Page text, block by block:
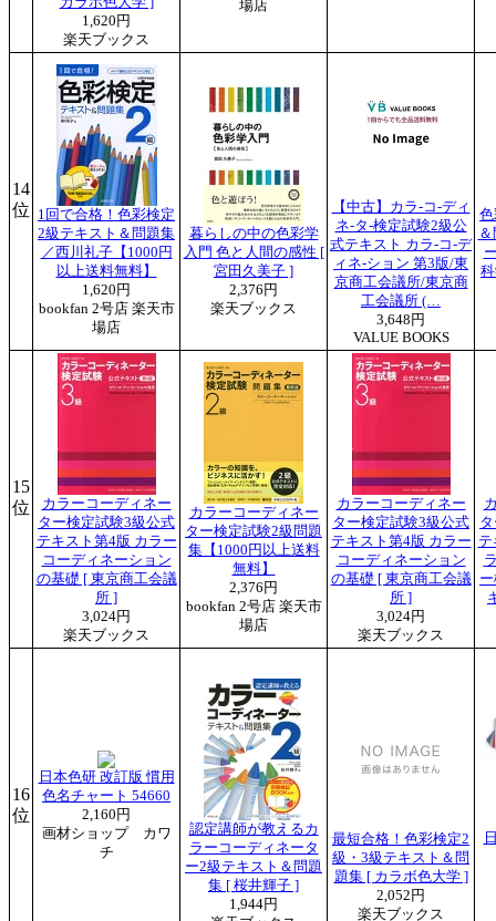
1,620円
楽天ブックス
場店
14
位
1回で合格！色彩検定
2級テキスト＆問題集
／西川礼子【1000円
以上送料無料】
1,620円
bookfan 2号店 楽天市
場店
暮らしの中の色彩学
入門 色と人間の感性 [
宮田久美子 ]
2,376円
楽天ブックス
【中古】カラ-コ-ディ
ネ-タ-検定試験2級公
式テキスト カラ-コ-デ
ィネ-ション 第3版/東
京商工会議所/東京商
工会議所 (…
3,648円
VALUE BOOKS
15
位
カラーコーディネー
ター検定試験3級公式
テキスト第4版 カラー
コーディネーション
の基礎 [ 東京商工会議
所 ]
3,024円
楽天ブックス
カラーコーディネー
ター検定試験2級問題
集【1000円以上送料
無料】
2,376円
bookfan 2号店 楽天市
場店
カラーコーディネー
ター検定試験3級公式
テキスト第4版 カラー
コーディネーション
の基礎 [ 東京商工会議
所 ]
3,024円
楽天ブックス
テ
16
位
日本色研 改訂版 慣用
色名チャート 54660
2,160円
画材ショップ カワ
チ
認定講師が教えるカ
ラーコーディネータ
ー2級テキスト＆問題
集 [ 桜井輝子 ]
1,944円
最短合格！色彩検定2
級・3級テキスト＆問
題集 [ カラボ色大学 ]
2,052円
楽天ブックス